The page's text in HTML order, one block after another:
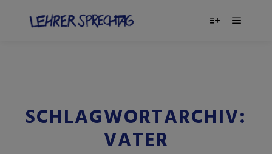
SCHLAGWORTARCHIV:
VATER